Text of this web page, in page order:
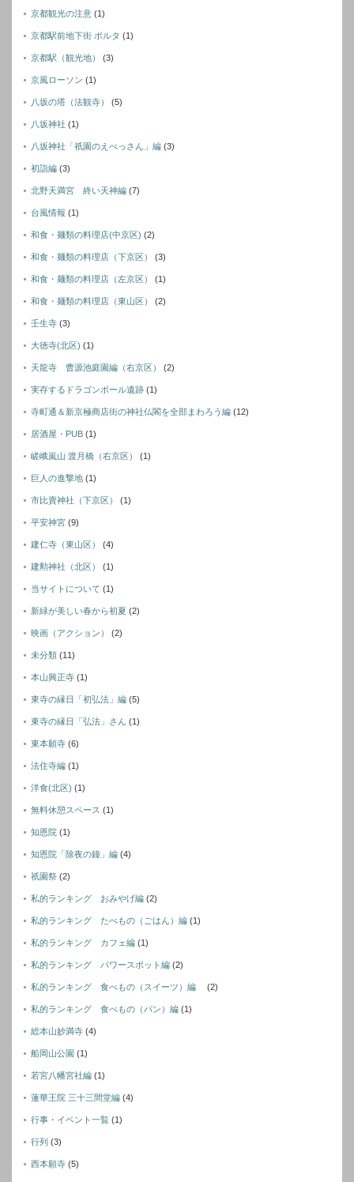
京都観光の注意 (1)
京都駅前地下街 ポルタ (1)
京都駅（観光地） (3)
京風ローソン (1)
八坂の塔（法観寺） (5)
八坂神社 (1)
八坂神社「祇園のえべっさん」編 (3)
初詣編 (3)
北野天満宮 終い天神編 (7)
台風情報 (1)
和食・麺類の料理店(中京区) (2)
和食・麺類の料理店（下京区） (3)
和食・麺類の料理店（左京区） (1)
和食・麺類の料理店（東山区） (2)
壬生寺 (3)
大徳寺(北区) (1)
天龍寺 曹源池庭園編（右京区） (2)
実存するドラゴンボール遺跡 (1)
寺町通＆新京極商店街の神社仏閣を全部まわろう編 (12)
居酒屋・PUB (1)
嵯峨嵐山 渡月橋（右京区） (1)
巨人の進撃地 (1)
市比賣神社（下京区） (1)
平安神宮 (9)
建仁寺（東山区） (4)
建勲神社（北区） (1)
当サイトについて (1)
新緑が美しい春から初夏 (2)
映画（アクション） (2)
未分類 (11)
本山興正寺 (1)
東寺の縁日「初弘法」編 (5)
東寺の縁日「弘法」さん (1)
東本願寺 (6)
法住寺編 (1)
洋食(北区) (1)
無料休憩スペース (1)
知恩院 (1)
知恩院「除夜の鐘」編 (4)
祇園祭 (2)
私的ランキング おみやげ編 (2)
私的ランキング たべもの（ごはん）編 (1)
私的ランキング カフェ編 (1)
私的ランキング パワースポット編 (2)
私的ランキング 食べもの（スイーツ）編 (2)
私的ランキング 食べもの（パン）編 (1)
総本山妙満寺 (4)
船岡山公園 (1)
若宮八幡宮社編 (1)
蓮華王院 三十三間堂編 (4)
行事・イベント一覧 (1)
行列 (3)
西本願寺 (5)